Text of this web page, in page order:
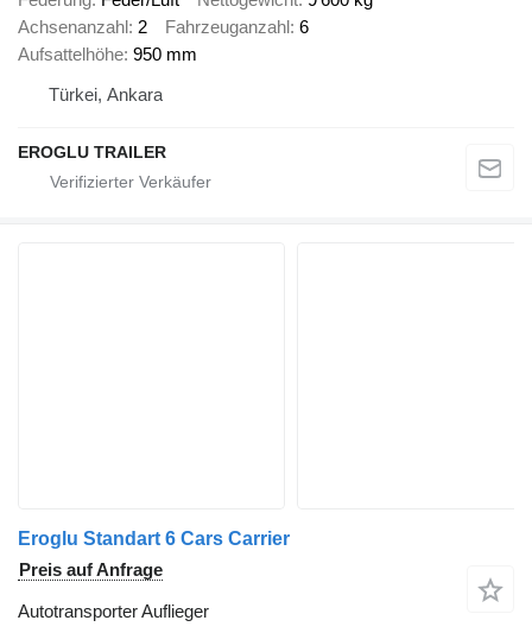
Achsenanzahl 2 Fahrzeuganzahl 6
Aufsattelhöhe 950 mm
Türkei, Ankara
EROGLU TRAILER
Eroglu Standart 6 Cars Carrier
Preis auf Anfrage
Autotransporter Auflieger